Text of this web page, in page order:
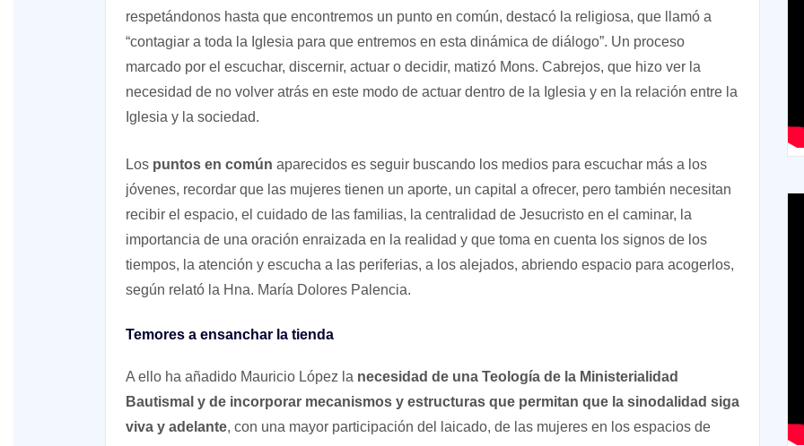
respetándonos hasta que encontremos un punto en común, destacó la religiosa, que llamó a
“contagiar a toda la Iglesia para que entremos en esta dinámica de diálogo”. Un proceso
marcado por el escuchar, discernir, actuar o decidir, matizó Mons. Cabrejos, que hizo ver la
necesidad de no volver atrás en este modo de actuar dentro de la Iglesia y en la relación entre la
Iglesia y la sociedad.
Los puntos en común aparecidos es seguir buscando los medios para escuchar más a los
jóvenes, recordar que las mujeres tienen un aporte, un capital a ofrecer, pero también necesitan
recibir el espacio, el cuidado de las familias, la centralidad de Jesucristo en el caminar, la
importancia de una oración enraizada en la realidad y que toma en cuenta los signos de los
tiempos, la atención y escucha a las periferias, a los alejados, abriendo espacio para acogerlos,
según relató la Hna. María Dolores Palencia.
Temores a ensanchar la tienda
A ello ha añadido Mauricio López la necesidad de una Teología de la Ministerialidad
Bautismal y de incorporar mecanismos y estructuras que permitan que la sinodalidad siga
viva y adelante, con una mayor participación del laicado, de las mujeres en los espacios de